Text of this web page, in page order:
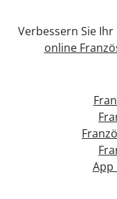
Verbessern Sie
online
App